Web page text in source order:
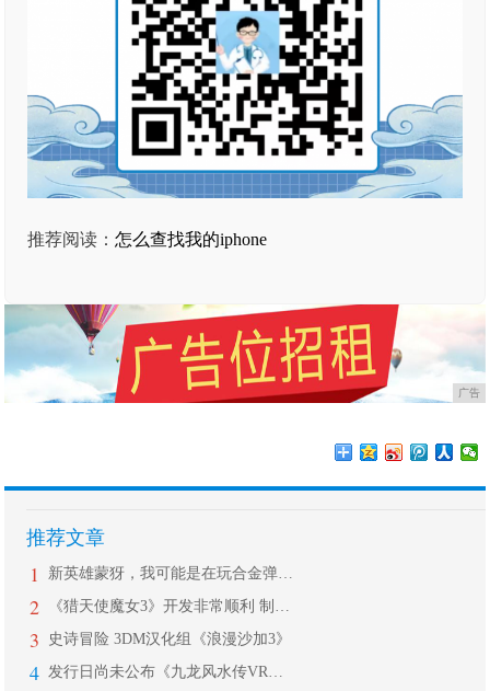
推荐阅读：怎么查找我的iphone
广告
推荐文章
1 新英雄蒙犽，我可能是在玩合金弹头？子
2 《猎天使魔女3》开发非常顺利 制作人
3 史诗冒险 3DM汉化组《浪漫沙加3》
4 发行日尚未公布《九龙风水传VR：朱雀